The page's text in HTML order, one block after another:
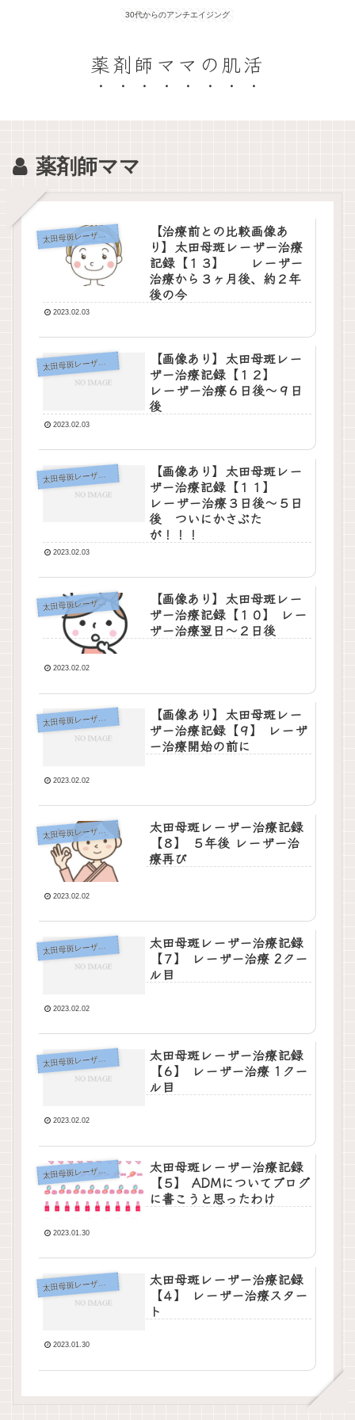
30代からのアンチエイジング
薬剤師ママの肌活
薬剤師ママ
太田母斑レーザー治療記録
【治療前との比較画像あ
り】太田母斑レーザー治療
記録【１３】 レーザー
治療から３ヶ月後、約２年
後の今
2023.02.03
太田母斑レーザー治療記録
【画像あり】太田母斑レー
ザー治療記録【１２】
レーザー治療６日後〜９日
後
2023.02.03
太田母斑レーザー治療記録
【画像あり】太田母斑レー
ザー治療記録【１１】
レーザー治療３日後〜５日
後 ついにかさぶた
が！！！
2023.02.03
太 田母斑レーザー治療記録
【画像あり】太田母斑レー
ザー治療記録【１０】 レー
ザー治療翌日〜２日後
2023.02.02
太田母斑レーザー治療記録
【画像あり】太田母斑レー
ザー治療記録【９】 レーザ
ー治療開始の前に
2023.02.02
太田母斑レーザー治療記録
太田母斑レーザー治療記録
【８】 ５年後 レーザー治
療再び
2023.02.02
太田母斑レーザー治療記録
太田母斑レーザー治療記録
【７】 レーザー治療 2クー
ル目
2023.02.02
太田母斑レーザー治療記録
太田母斑レーザー治療記録
【６】 レーザー治療 1クー
ル目
2023.02.02
太田母斑レーザー治療記録
太田母斑レーザー治療記録
【５】 ADMについてブログ
に書こうと思ったわけ
2023.01.30
太田母斑レーザー治療記録
太田母斑レーザー治療記録
【４】 レーザー治療スター
ト
2023.01.30